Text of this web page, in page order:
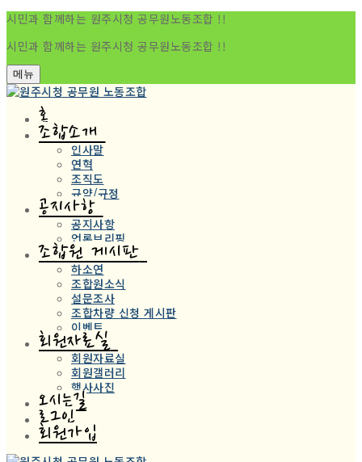
콘
츠
로
바
로
메
닫
시민과 함께하는 원주시청 공무원노동조합 !!
시민과 함께하는 원주시청 공무원노동조합 !!
메뉴
홈
조합소개
인사말
연혁
조직도
규약/규정
공지사항
공지사항
언론브리핑
조합원 게시판
하소연
조합원소식
설문조사
조합차량 신청 게시판
이벤트
회원자료실
회원자료실
회원갤러리
행사사진
오시는길
로그인
회원가입